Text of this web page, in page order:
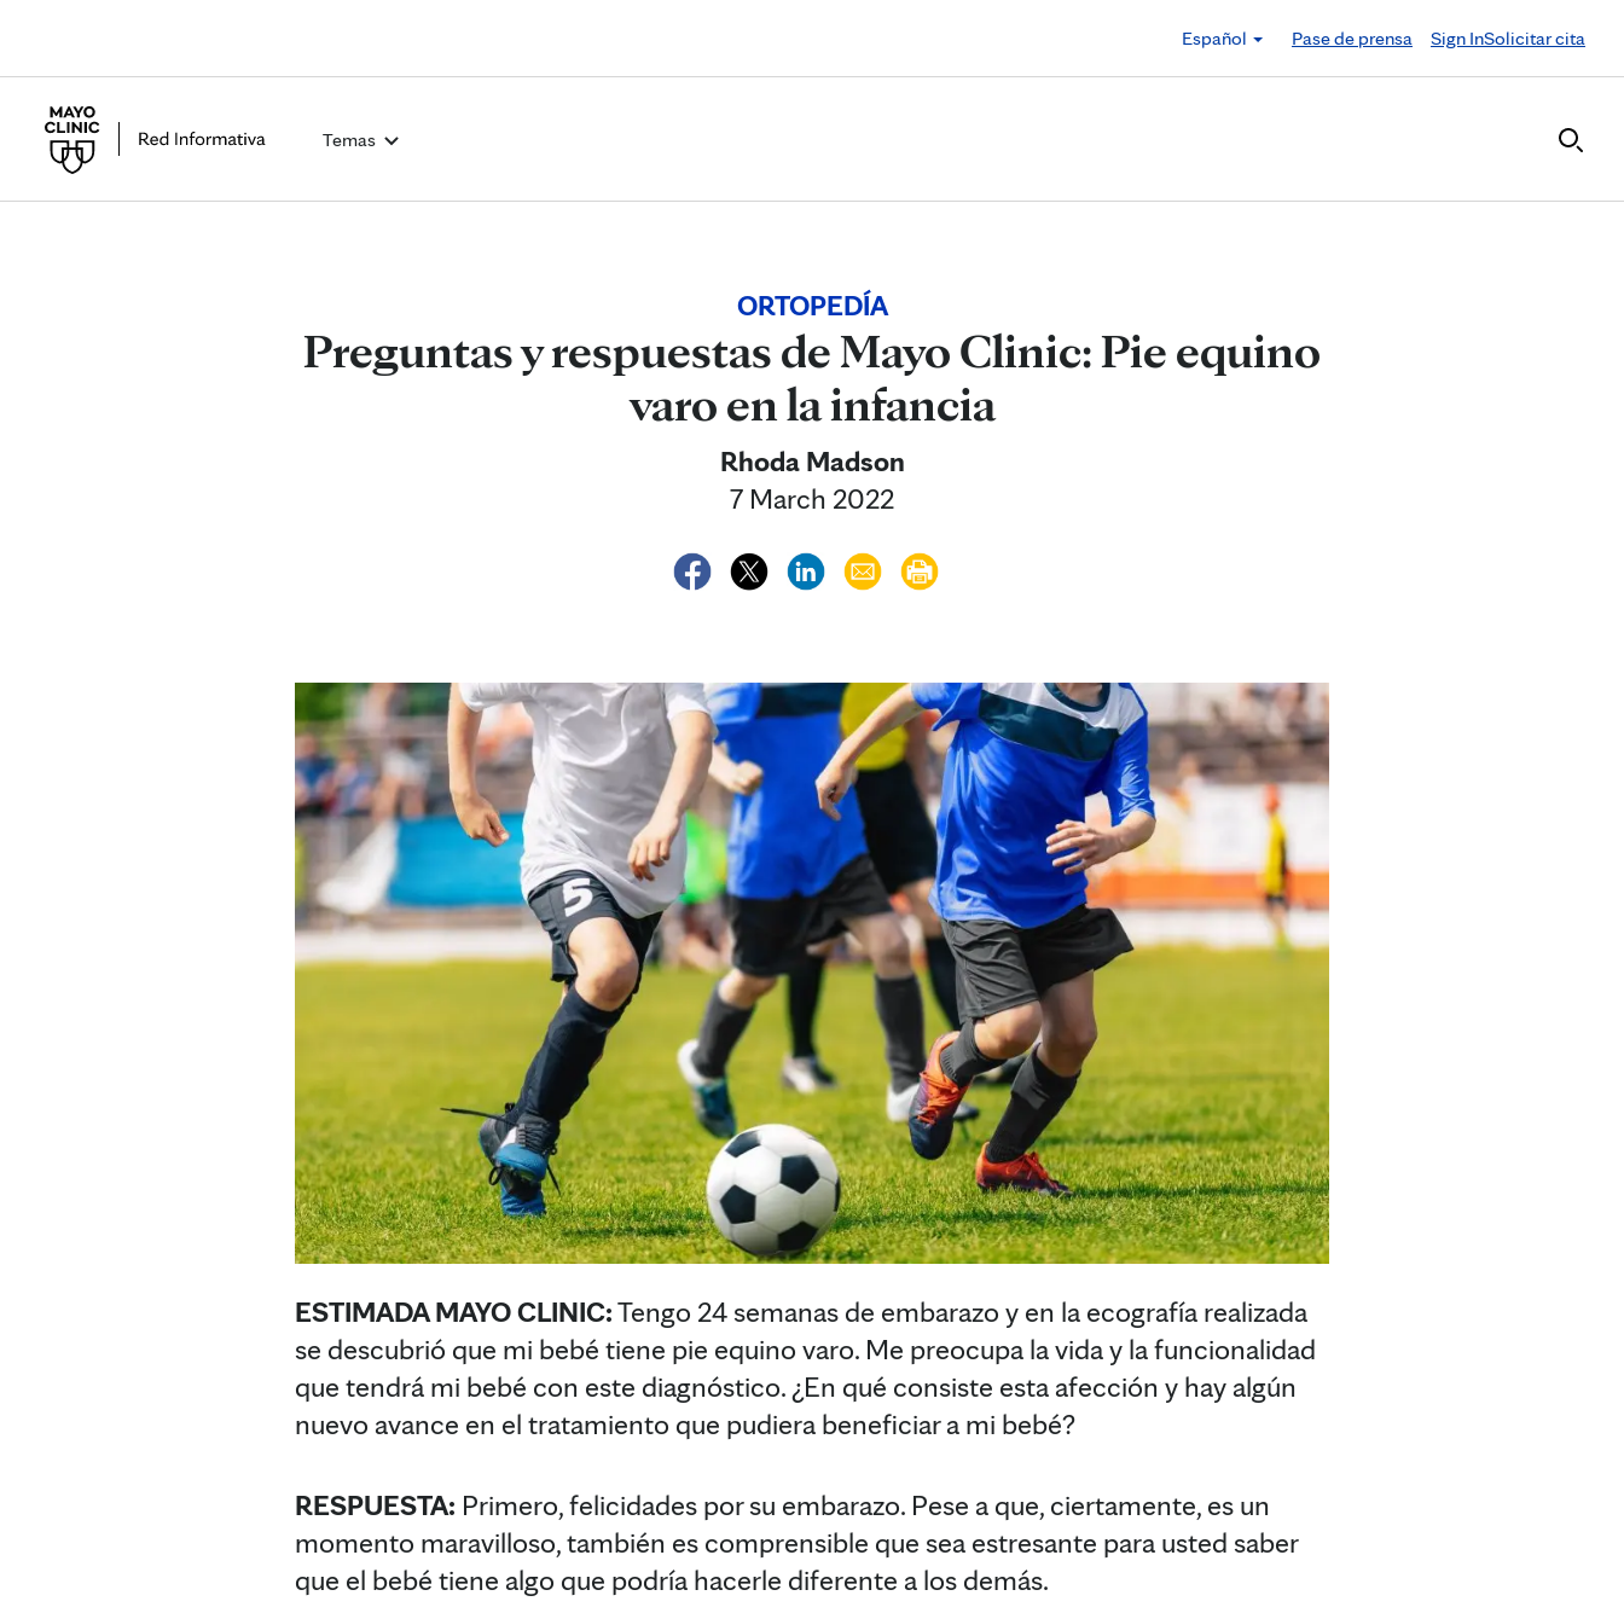
Español
Pase de prensa Sign InSolicitar cita
Temas
ORTOPEDÍA
Preguntas y respuestas de Mayo Clinic: Pie equino
varo en la infancia
Rhoda Madson
7 March 2022
ESTIMADA MAYO CLINIC:Tengo 24 semanas de embarazo y en la ecografía realizada
se descubrió que mi bebé tiene pie equino varo. Me preocupa la vida y la funcionalidad
que tendrá mi bebé con este diagnóstico. ¿En qué consiste esta afección y hay algún
nuevo avance en el tratamiento que pudiera beneficiar a mi bebé?
RESPUESTA: Primero, felicidades por su embarazo. Pese a que, ciertamente, es un
momento maravilloso, también es comprensible que sea estresante para usted saber
que el bebé tiene algo que podría hacerle diferente a los demás.